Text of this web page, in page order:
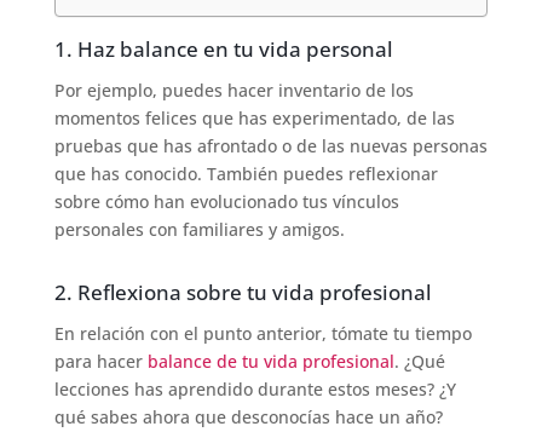
1. Haz balance en tu vida personal
Por ejemplo, puedes hacer inventario de los
momentos felices que has experimentado, de las
pruebas que has afrontado o de las nuevas personas
que has conocido. También puedes reflexionar
sobre cómo han evolucionado tus vínculos
personales con familiares y amigos.
2. Reflexiona sobre tu vida profesional
En relación con el punto anterior, tómate tu tiempo
para hacer balance de tu vida profesional. ¿Qué
lecciones has aprendido durante estos meses? ¿Y
qué sabes ahora que desconocías hace un año?